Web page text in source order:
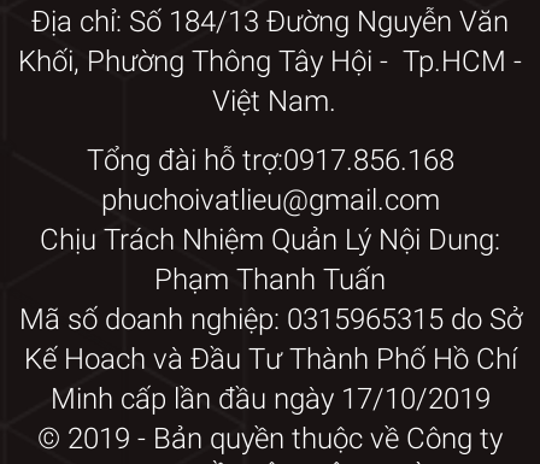
Địa chỉ: Số 184/13 Đường Nguyễn Văn
Khối, Phường Thông Tây Hội - Tp.HCM -
Việt Nam.
Tổng đài hỗ trợ:0917.856.168
phuchoivatlieu@gmail.com
Chịu Trách Nhiệm Quản Lý Nội Dung:
Phạm Thanh Tuấn
Mã số doanh nghiệp: 0315965315 do Sở
Kế Hoach và Đầu Tư Thành Phố Hồ Chí
Minh cấp lần đầu ngày 17/10/2019
© 2019 - Bản quyền thuộc về Công ty